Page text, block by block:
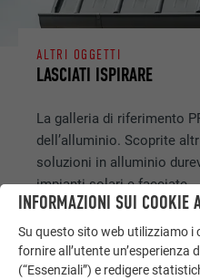
LASCIATI ISPIRARE
ALTRI OGGETTI
La galleria di riferimento
dell’alluminio. Scoprite
soluzioni in alluminio
impianti solari e facciate.
GUARDA ALTRE REFERENZE
INFORMAZIONI SUI COOKIE
Su questo sito web utilizziamo i
fornire all’utente un’esperienza
(“Essenziali”) e redigere